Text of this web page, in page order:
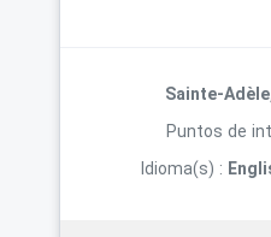
Sainte-
Puntos de
Idioma(s) :